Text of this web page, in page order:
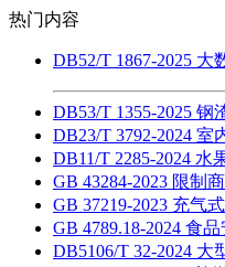
热门内容
DB52/T 1867-2025
DB53/T 1355-2025
DB23/T 3792-2024
DB11/T 2285-2024
GB 43284-2023 限制
GB 37219-2023 充气
GB 4789.18-2024 食
DB5106/T 32-2024